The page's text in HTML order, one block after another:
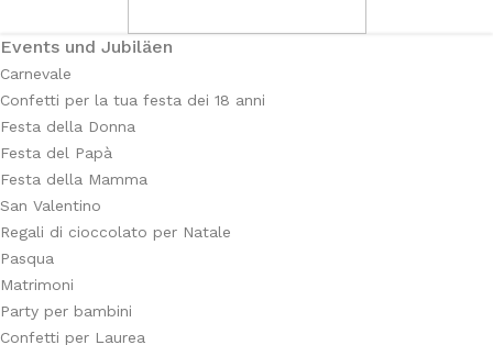
Events und Jubiläen
Carnevale
Confetti per la tua festa dei 18 anni
Festa della Donna
Festa del Papà
Festa della Mamma
San Valentino
Regali di cioccolato per Natale
Pasqua
Matrimoni
Party per bambini
Confetti per Laurea